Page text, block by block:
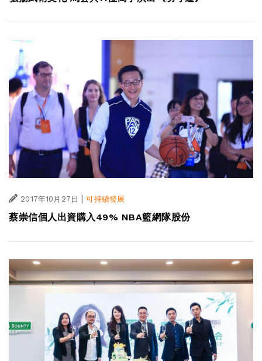
2017年10月27日 | 可持續發展
蔡崇信個人出資購入49% NBA籃網隊股份